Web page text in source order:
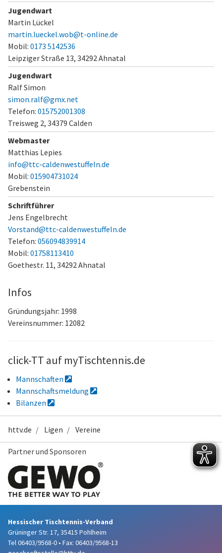
Jugendwart
Martin Lückel
martin.lueckel.wob@t-online.de
Mobil: 0173 5142536
Leipziger Straße 13, 34292 Ahnatal
Jugendwart
Ralf Simon
simon.ralf@gmx.net
Telefon: 015752001308
Treisweg 2, 34379 Calden
Webmaster
Matthias Lepies
info@ttc-caldenwestuffeln.de
Mobil: 015904731024
Grebenstein
Schriftführer
Jens Engelbrecht
Vorstand@ttc-caldenwestuffeln.de
Telefon: 056094839914
Mobil: 01758113410
Goethestr. 11, 34292 Ahnatal
Infos
Gründungsjahr: 1998
Vereinsnummer: 12082
click-TT auf myTischtennis.de
Mannschaften
Mannschaftsmeldung
Bilanzen
httv.de Ligen Vereine
Partner und Sponsoren
Hessischer Tischtennis-Verband
Grüninger Str. 17, 35415 Pohlheim
Tel 06403/9568-0 • Fax: 06403/9568-13